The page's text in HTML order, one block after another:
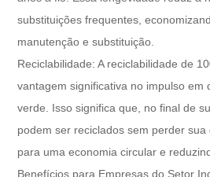
substituições frequentes,
manutenção e substituição.
Reciclabilidade: A reciclabilidade de
vantagem significativa no impulso em
verde. Isso significa que, no final de
podem ser reciclados sem perder
para uma economia circular e
Benefícios para Empresas do Setor